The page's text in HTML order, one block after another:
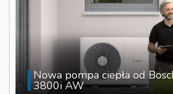
Nowa pompa ciepła od
3800i AW